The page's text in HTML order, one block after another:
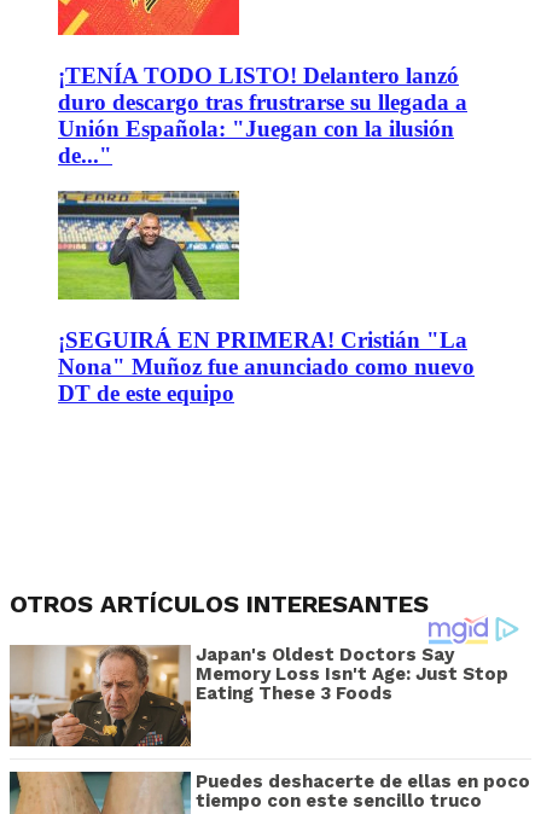
¡TENÍA TODO LISTO! Delantero lanzó
duro descargo tras frustrarse su llegada a
Unión Española: "Juegan con la ilusión
de..."
¡SEGUIRÁ EN PRIMERA! Cristián "La
Nona" Muñoz fue anunciado como nuevo
DT de este equipo
OTROS ARTÍCULOS INTERESANTES
Japan's Oldest Doctors Say
Memory Loss Isn't Age: Just Stop
Eating These 3 Foods
Puedes deshacerte de ellas en poco
tiempo con este sencillo truco